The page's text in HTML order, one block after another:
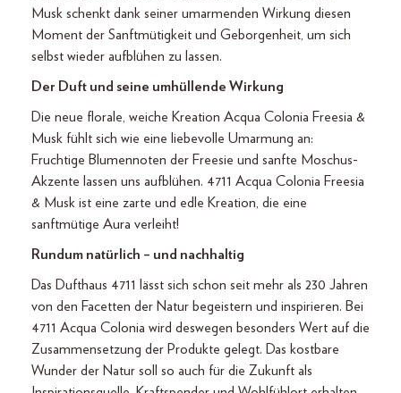
Musk schenkt dank seiner umarmenden Wirkung diesen
Moment der Sanftmütigkeit und Geborgenheit, um sich
selbst wieder aufblühen zu lassen.
Der Duft und seine umhüllende Wirkung
Die neue florale, weiche Kreation Acqua Colonia Freesia &
Musk fühlt sich wie eine liebevolle Umarmung an:
Fruchtige Blumennoten der Freesie und sanfte Moschus-
Akzente lassen uns aufblühen. 4711 Acqua Colonia Freesia
& Musk ist eine zarte und edle Kreation, die eine
sanftmütige Aura verleiht!
Rundum natürlich – und nachhaltig
Das Dufthaus 4711 lässt sich schon seit mehr als 230 Jahren
von den Facetten der Natur begeistern und inspirieren. Bei
4711 Acqua Colonia wird deswegen besonders Wert auf die
Zusammensetzung der Produkte gelegt. Das kostbare
Wunder der Natur soll so auch für die Zukunft als